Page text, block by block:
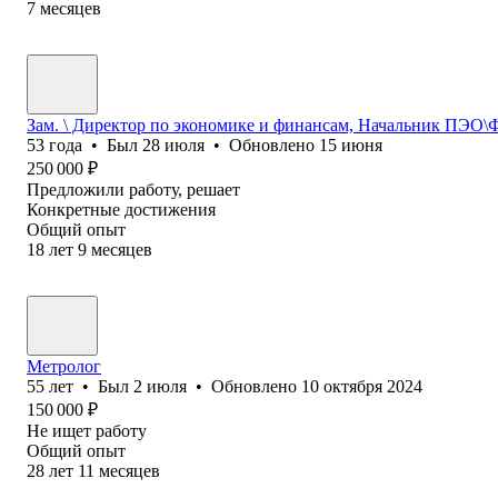
7 месяцев
Зам. \ Директор по экономике и финансам, Начальник
53 года • Был 28 июля • Обновлено 15 июня
250 000 ₽
Предложили работу, решает
Конкретные достижения
Общий опыт
18 лет 9 месяцев
Метролог
55 лет • Был 2 июля • Обновлено 10 октября 2024
150 000 ₽
Не ищет работу
Общий опыт
28 лет 11 месяцев